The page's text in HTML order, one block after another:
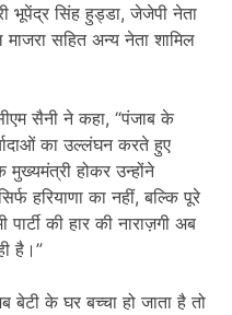
भूपेंद्र सिंह हुड्डा, जेजेपी नेता
माजरा सहित अन्य नेता शामिल
सैनी ने कहा, “पंजाब के
का उल्लंघन करते हुए
मुख्यमंत्री होकर उन्होंने
हरियाणा का नहीं, बल्कि पूरे
की हार की नाराज़गी अब
है।”
बेटी के घर बच्चा हो जाता है तो